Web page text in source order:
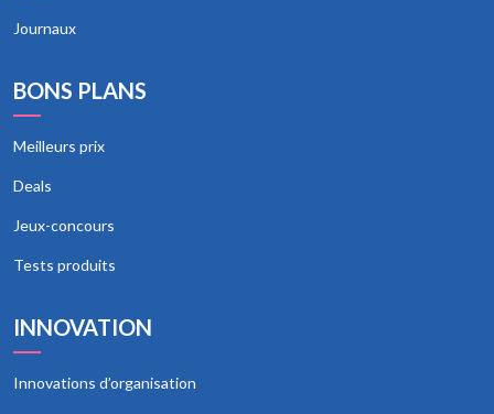
Journaux
BONS PLANS
Meilleurs prix
Deals
Jeux-concours
Tests produits
INNOVATION
Innovations d’organisation